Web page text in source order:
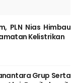
PLN Nias Himbau
Kelistrikan
Grup Serta